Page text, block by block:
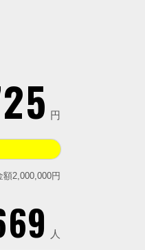
円
額2,000,000円
人